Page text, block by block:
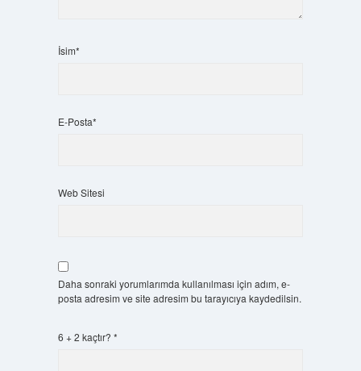
İsim*
E-Posta*
Web Sitesi
Daha sonraki yorumlarımda kullanılması için adım, e-
posta adresim ve site adresim bu tarayıcıya kaydedilsin.
6 + 2 kaçtır? *